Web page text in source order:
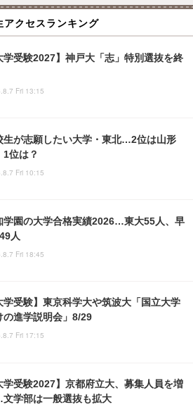
アクセスランキング
学受験2027】神戸大「志」特別選抜を終
Fri 13:15
生が志願したい大学・東北…2位は山形
1位は？
Fri 10:15
学園の大学合格実績2026…東大55人、早
人
Fri 18:45
学受験】東京科学大や筑波大「国立大学
の進学説明会」8/29
Fri 17:15
学受験2027】京都府立大、募集人員を増
学部は一般選抜も拡大